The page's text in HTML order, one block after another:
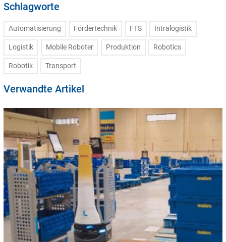
Schlagworte
Automatisierung Fördertechnik FTS Intralogistik
Logistik Mobile Roboter Produktion Robotics
Robotik Transport
Verwandte Artikel